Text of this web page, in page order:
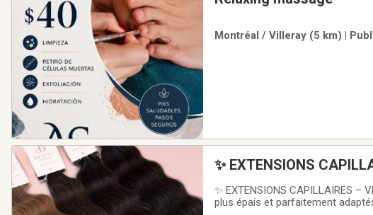
Montréal / Villeray (5 km) |
✨ EXTENSIONS CAPILLAIRES –
plus épais et parfaitement